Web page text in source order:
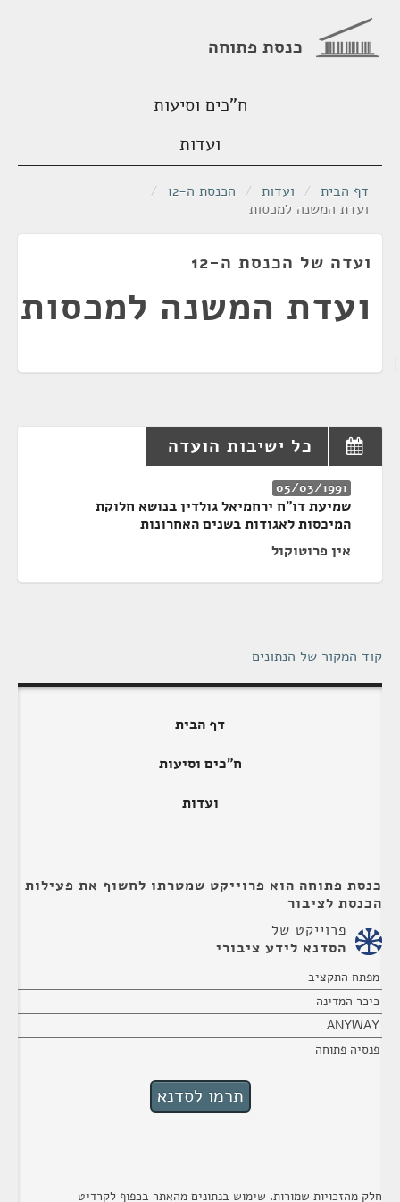
כנסת פתוחה
ח"כים וסיעות
ועדות
דף הבית / ועדות / הכנסת ה-12
/
ועדת המשנה למכסות
ועדה של הכנסת ה-12
ועדת המשנה למכסות
כל ישיבות הועדה
05/03/1991
שמיעת דו"ח ירחמיאל גולדין בנושא חלוקת
המיכסות לאגודות בשנים האחרונות
אין פרוטוקול
קוד המקור של הנתונים
דף הבית
ח"כים וסיעות
ועדות
כנסת פתוחה הוא פרוייקט שמטרתו לחשוף את פעילות
הכנסת לציבור
פרוייקט של
הסדנא לידע ציבורי
מפתח התקציב
כיכר המדינה
ANYWAY
פנסיה פתוחה
חלק מהזכויות שמורות. שימוש בנתונים מהאתר בכפוף לקרדיט